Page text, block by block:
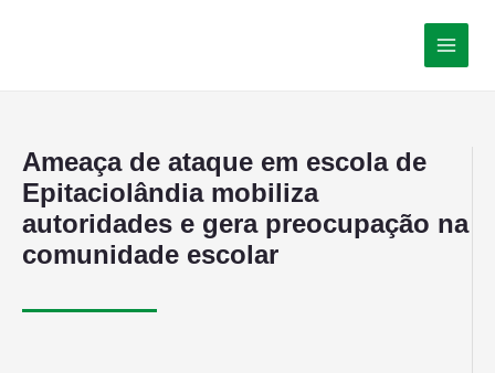
Ameaça de ataque em escola de
Epitaciolândia mobiliza
autoridades e gera preocupação na
comunidade escolar